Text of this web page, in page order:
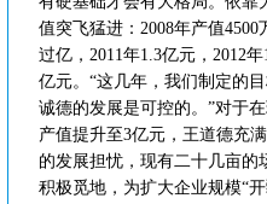
值突飞猛进：2008年产值4500
过亿，2011年1.3亿元，2012
亿元。“这几年，我们制定的
诚德的发展是可控的。”对于
产值提升至3亿元，王道德充
的发展担忧，现有二十几亩
积极觅地，为扩大企业规模“开